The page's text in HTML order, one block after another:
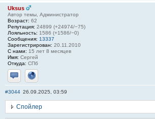
Uksus
Автор темы, Администратор
Возраст: 62
Репутация: 24899 (+24974/−75)
Лояльность: 1586 (+1586/−0)
Сообщения: 13337
Зарегистрирован: 20.11.2010
С нами: 15 лет 8 месяцев
Имя: Сергей
Откуда: СПб
Отправить личное сообщение
Сайт
#3044 26.09.2025, 03:59
Спойлер